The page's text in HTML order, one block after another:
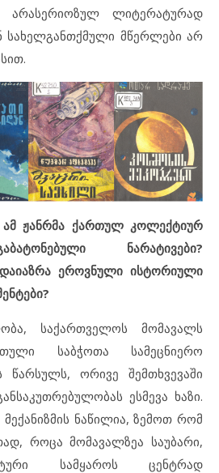
არასერიოზულ ლიტერატურად
სახელგანთქმული მწერლები არ
ამ ჟანრმა ქართულ კოლექტიურ
ნარატივები?
ეროვნული ისტორიული
საქართველოს მომავალს
საბჭოთა სამეცნიერო
წარსულს, ორივე შემთხვევაში
ესმევა ხაზი.
მექანიზმის ნაწილია, ზემოთ რომ
როცა მომავალზეა საუბარი,
სამყაროს ცენტრად